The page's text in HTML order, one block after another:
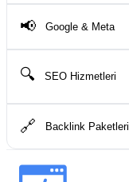
📢 Google & Meta
🔍 SEO Hizmetleri
🔗 Backlink Paketleri